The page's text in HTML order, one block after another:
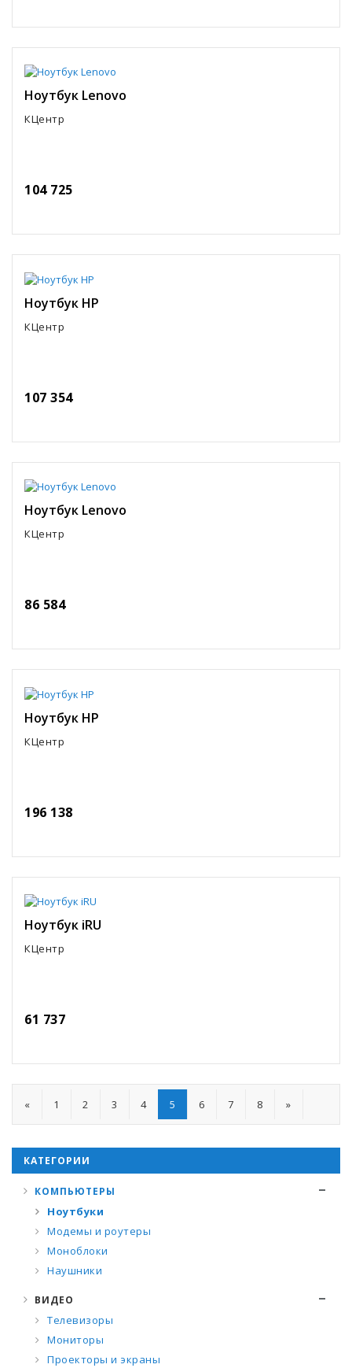
Ноутбук Lenovo
КЦентр
104 725
Ноутбук HP
КЦентр
107 354
Ноутбук Lenovo
КЦентр
86 584
Ноутбук HP
КЦентр
196 138
Ноутбук iRU
КЦентр
61 737
« 1 2 3 4 5 6 7 8 »
КАТЕГОРИИ
КОМПЬЮТЕРЫ
Ноутбуки
Модемы и роутеры
Моноблоки
Наушники
ВИДЕО
Телевизоры
Мониторы
Проекторы и экраны